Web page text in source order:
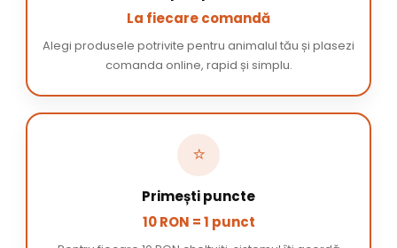
La fiecare comandă
Alegi produsele potrivite pentru animalul tău și plasezi
comanda online, rapid și simplu.
⭐
Primești puncte
10 RON = 1 punct